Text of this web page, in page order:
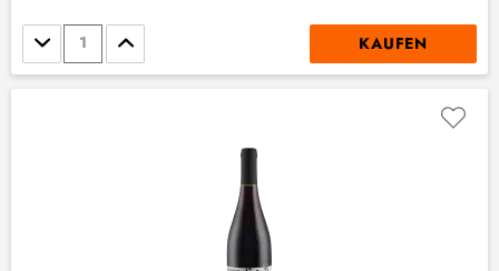
Stückzahl KAUFEN